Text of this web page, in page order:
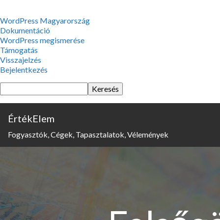
WordPress,
a
csodás
WordPress Magyarország
Dokumentáció
WordPress megismerése
Támogatás
Visszajelzés
Bejelentkezés
Keresés
ÉrtékElem
Fogyasztók, Cégek, Tapasztalatok, Vélemények